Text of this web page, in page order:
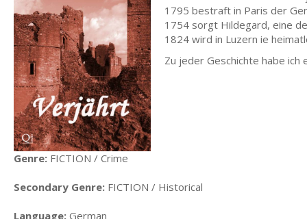
1795 bestraft in Paris der
1754 sorgt Hildegard, eine
1824 wird in Luzern ie
Zu jeder Geschichte habe
Genre: FICTION / Crime
Secondary Genre: FICTION / Historical
Language: German